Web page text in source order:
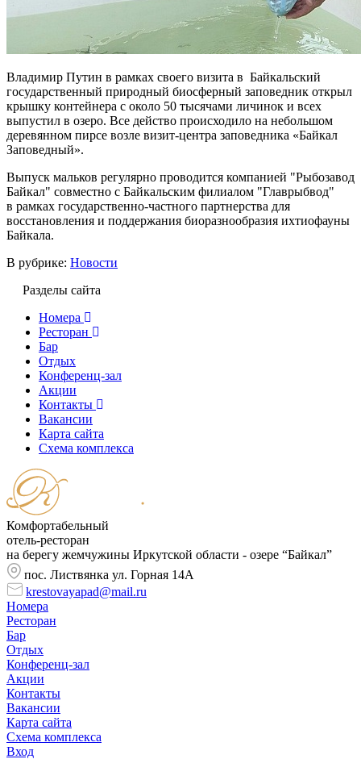
Владимир Путин в рамках своего визита в Байкальский
государственный природный биосферный заповедник открыл
крышку контейнера с около 50 тысячами личинок и всех
выпустил в озеро. Все действо происходило на небольшом
деревянном пирсе возле визит-центра заповедника «Байкал
Заповедный».
Выпуск мальков регулярно проводится компанией "Рыбозавод
Байкал" совместно с Байкальским филиалом "Главрыбвод"
в рамках государственно-частного партнерства для
восстановления и поддержания биоразнообразия ихтиофауны
Байкала.
В рубрике: Новости
Разделы сайта
Номера
Ресторан
Бар
Отдых
Конференц-зал
Акции
Контакты
Вакансии
Карта сайта
Cхема комплекса
Комфортабельный
отель-ресторан
на берегу жемчужины Иркутской области - озере “Байкал”
пос. Листвянка ул. Горная 14А
krestovayapad@mail.ru
Номера
Ресторан
Бар
Отдых
Конференц-зал
Акции
Контакты
Вакансии
Карта сайта
Cхема комплекса
Вход